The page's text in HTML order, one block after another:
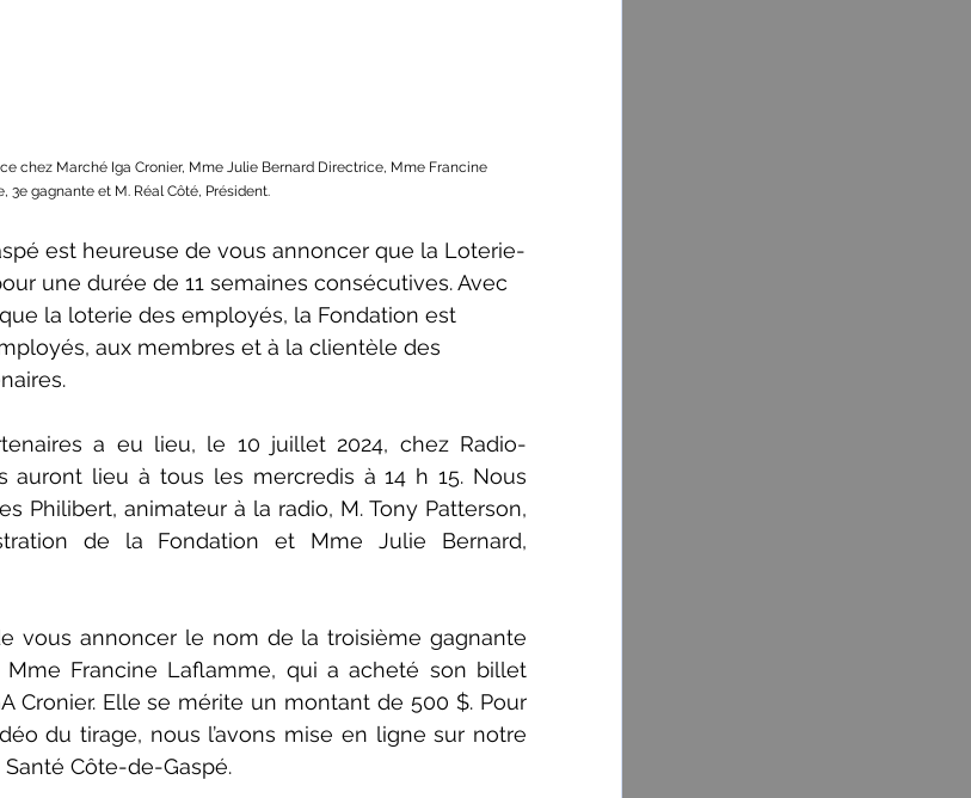
chez Marché Iga Cronier, Mme Julie Bernard Directrice, Mme Francine
3e gagnante et M. Réal Côté, Président.
est heureuse de vous annoncer que la Loterie-
une durée de 11 semaines consécutives. Avec
la loterie des employés, la Fondation est
aux membres et à la clientèle des
a eu lieu, le 10 juillet 2024, chez Radio-
auront lieu à tous les mercredis à 14 h 15. Nous
Philibert, animateur à la radio, M. Tony Patterson,
de la Fondation et Mme Julie Bernard,
vous annoncer le nom de la troisième gagnante
Francine Laflamme, qui a acheté son billet
Cronier. Elle se mérite un montant de 500 $. Pour
du tirage, nous l’avons mise en ligne sur notre
Côte-de-Gaspé.